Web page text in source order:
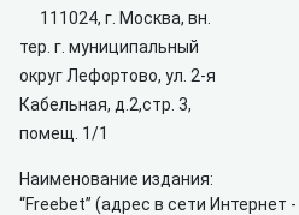
111024, г. Москва, вн.
тер. г. муниципальный
округ Лефортово, ул. 2-я
Кабельная, д.2,стр. 3,
помещ. 1/1
Наименование издания:
“Freebet” (адрес в сети Интернет -